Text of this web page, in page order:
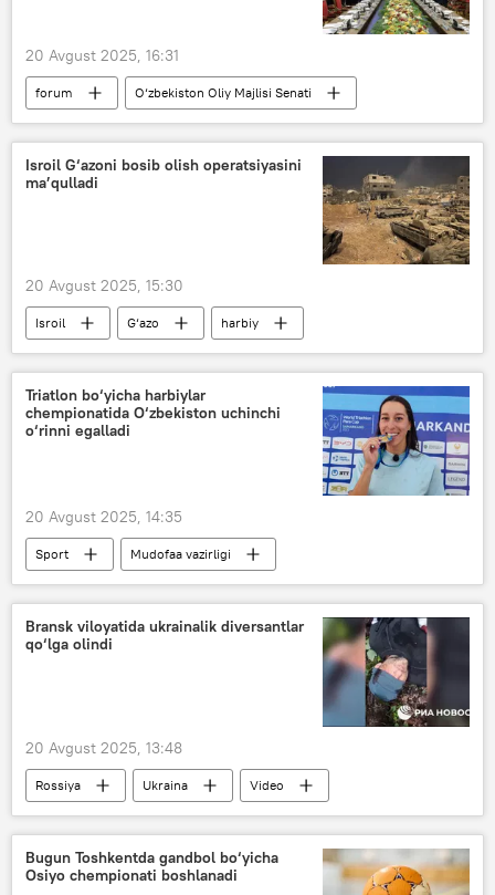
20 Avgust 2025, 16:31
forum
O‘zbekiston Oliy Majlisi Senati
Tanzila Norboyeva
Jamiyat
madaniy boyliklar
Isroil G‘azoni bosib olish operatsiyasini
ma’qulladi
20 Avgust 2025, 15:30
Isroil G‘azo
harbiy
armiya
Triatlon bo‘yicha harbiylar
chempionatida O‘zbekiston uchinchi
o‘rinni egalladi
20 Avgust 2025, 14:35
Sport
Mudofaa vazirligi
jahon chempionati
Samarqand
harbiylar
Fransiya Rossiya
Bransk viloyatida ukrainalik diversantlar
qo‘lga olindi
20 Avgust 2025, 13:48
Rossiya Ukraina
Video
terakt
AQSh NATO
Bugun Toshkentda gandbol bo‘yicha
Osiyo chempionati boshlanadi